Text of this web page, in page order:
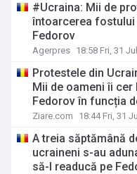
#Ucraina: Mii de
întoarcerea fostului
Fedorov
Agerpres 18:58 Fri, 31 Jul
Protestele din
Mii de oameni îi
Fedorov în funcția
Ziare.com 18:44 Fri, 31 Jul
A treia săptămână
ucraineni s-au
să-l readucă pe